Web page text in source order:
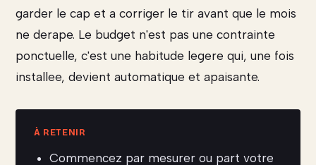
garder le cap et a corriger le tir avant que le mois
ne derape. Le budget n'est pas une contrainte
ponctuelle, c'est une habitude legere qui, une fois
installee, devient automatique et apaisante.
Commencez par mesurer ou part votre